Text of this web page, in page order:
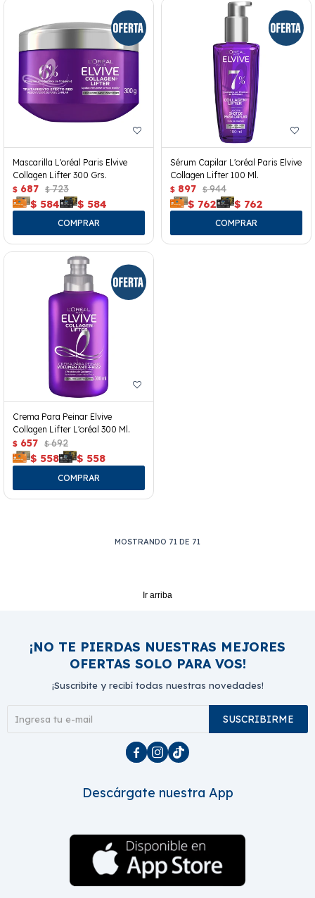
Mascarilla L'oréal Paris Elvive
Collagen Lifter 300 Grs.
$ 687 $ 723
$ 584 $ 584
Sérum Capilar L'oréal Paris Elvive
Collagen Lifter 100 Ml.
$ 897 $ 944
$ 762 $ 762
Crema Para Peinar Elvive
Collagen Lifter L'oréal 300 Ml.
$ 657 $ 692
$ 558 $ 558
MOSTRANDO 71 DE 71
Ir arriba
¡NO TE PIERDAS NUESTRAS MEJORES
OFERTAS SOLO PARA VOS!
¡Suscribite y recibí todas nuestras novedades!
SUSCRIBIRME
  
Descárgate nuestra App